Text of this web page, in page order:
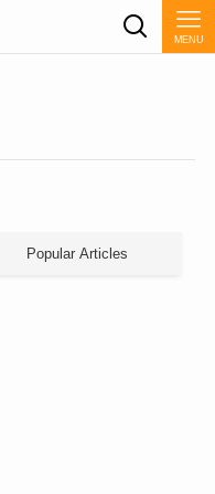
MENU
Popular Articles